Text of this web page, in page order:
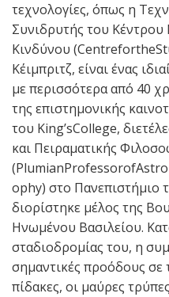
τεχνολογίες, όπως η
Συνιδρυτής του
Κινδύνου
Κέιμπριτζ, είναι ένας
με περισσότερα από 40
της επιστημονικής
του King’sCollege,
και Πειραματικής
ophy) στο Πανεπιστήμιο
διορίστηκε μέλος της
Ηνωμένου Βασιλείου.
σταδιοδρομίας του, η
σημαντικές προόδους σε
πίδακες, οι μαύρες